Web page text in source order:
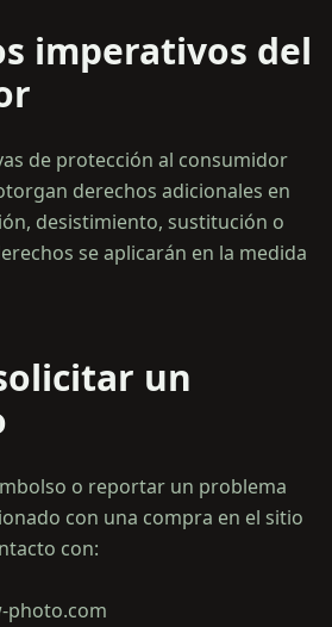
imperativos del
de protección al consumidor
derechos adicionales en
desistimiento, sustitución o
se aplicarán en la medida
un
o reportar un problema
con una compra en el sitio
con:
photo.com